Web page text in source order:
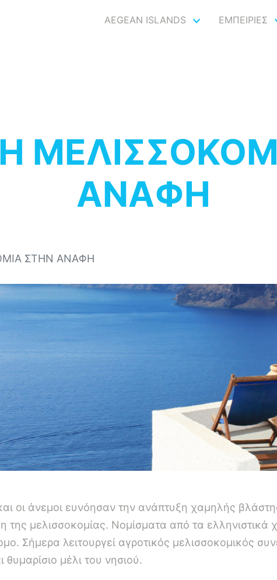
AEGEAN ISLANDS ΕΜΠΕΙΡΙΕΣ
Η
ΑΝΑΦΗ
ΣΤΗΝ ΑΝΑΦΗ
οι άνεμοι ευνόησαν την ανάπτυξη χαμηλής
μελισσοκομίας. Νομίσματα από τα ελληνιστικά
Σήμερα λειτουργεί αγροτικός μελισσοκομικός
μέλι του νησιού.